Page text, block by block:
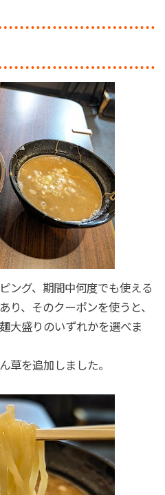
ング、期間中何度でも使える
り、そのクーポンを使うと、
大盛りのいずれかを選べま
草を追加しました。